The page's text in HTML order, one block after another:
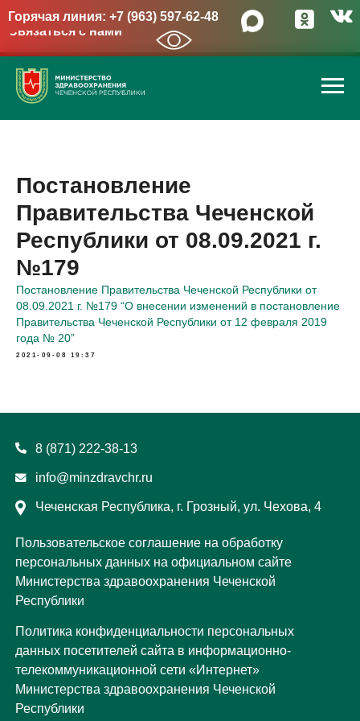
Горячая линия: +7 (963) 597-62-48
Связаться с нами
→
Постановление
Правительства Чеченской
Республики от 08.09.2021 г.
№179
Постановление Правительства Чеченской Республики от
08.09.2021 г. №179 “О внесении изменений в постановление
Правительства Чеченской Республики от 12 февраля 2019
года № 20”
2021-09-08 19:37
Пользовательское соглашение на обработку
персональных данных на официальном сайте
Министерства здравоохранения Чеченской
Республики
8 (871) 222-38-13
info@minzdravchr.ru
Чеченская Республика, г. Грозный, ул. Чехова, 4
Политика конфиденциальности персональных
данных посетителей сайта в информационно-
телекоммуникационной сети «Интернет»
Министерства здравоохранения Чеченской
Республики